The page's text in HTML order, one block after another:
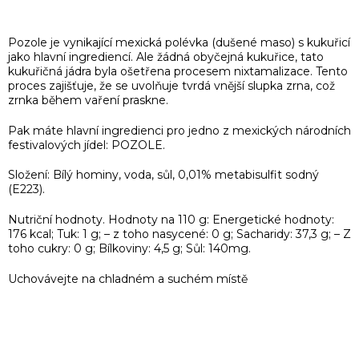
Pozole je vynikající mexická polévka (dušené maso) s kukuřicí
jako hlavní ingrediencí. Ale žádná obyčejná kukuřice, tato
kukuřičná jádra byla ošetřena procesem nixtamalizace. Tento
proces zajišťuje, že se uvolňuje tvrdá vnější slupka zrna, což
zrnka během vaření praskne.
Pak máte hlavní ingredienci pro jedno z mexických národních
festivalových jídel: POZOLE.
Složení: Bílý hominy, voda, sůl, 0,01% metabisulfit sodný
(E223).
Nutriční hodnoty. Hodnoty na 110 g: Energetické hodnoty:
176 kcal; Tuk: 1 g; – z toho nasycené: 0 g; Sacharidy: 37,3 g; – Z
toho cukry: 0 g; Bílkoviny: 4,5 g; Sůl: 140mg.
Uchovávejte na chladném a suchém místě